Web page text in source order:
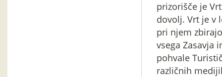
prizorišče je
dovolj. Vrt je v
pri njem
vsega Zasavja
pohvale
različnih